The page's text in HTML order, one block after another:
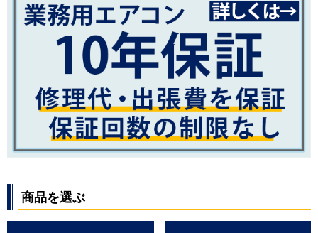
商品を選ぶ